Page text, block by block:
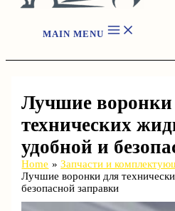
MAIN MENU
Лучшие воронки
технических
удобной и
Home
Запчасти и
Лучшие воронки для
безопасной заправки